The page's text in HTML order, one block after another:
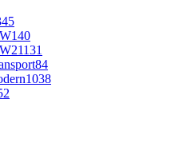
40
1131
84
1038